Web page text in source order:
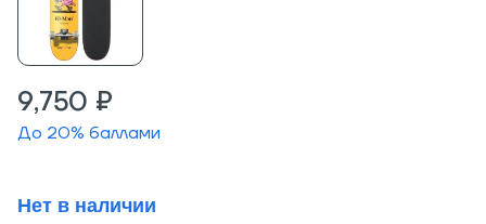
9,750 ₽
До 20% баллами
Нет в наличии